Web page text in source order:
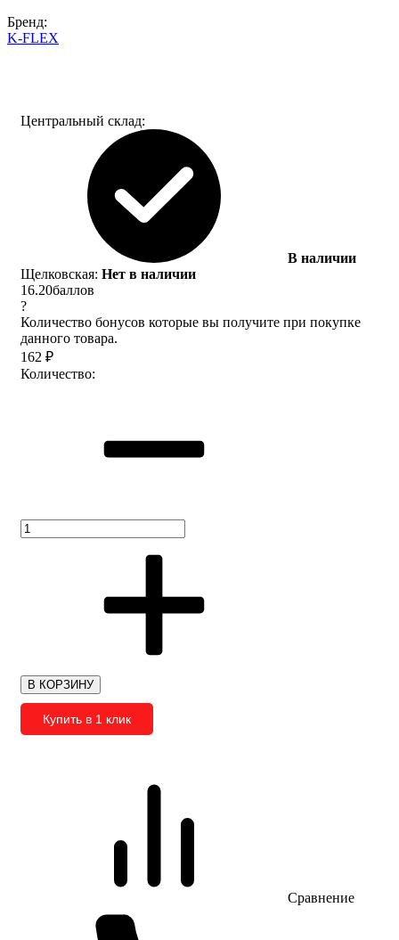
Бренд:
K-FLEX
Центральный склад:
В наличии
Щелковская: Нет в наличии
16.20баллов
?
Количество бонусов которые вы получите при покупке
данного товара.
162 ₽
Количество:
В КОРЗИНУ
Купить в 1 клик
Сравнение